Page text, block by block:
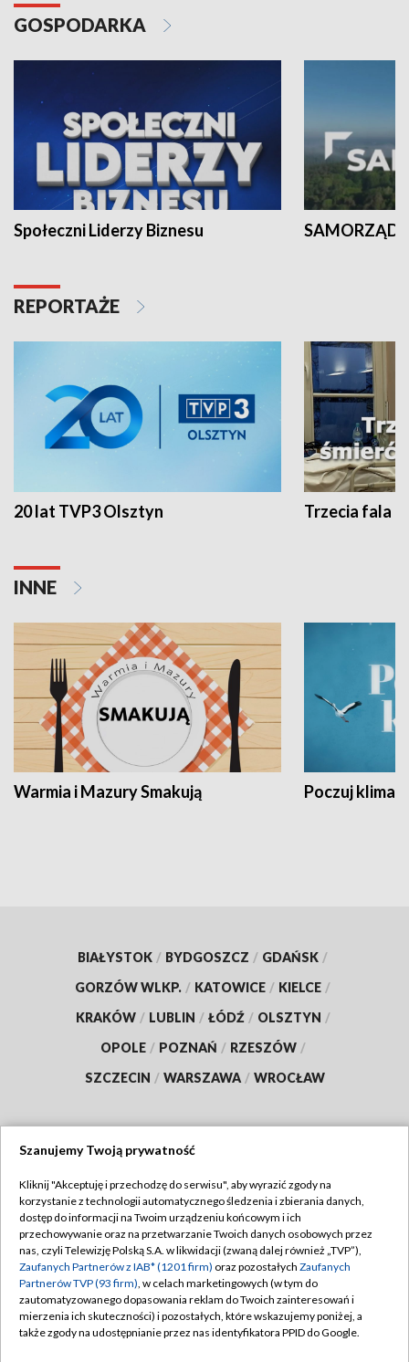
GOSPODARKA
Społeczni Liderzy Biznesu SAMORZĄD
REPORTAŻE
20 lat TVP3 Olsztyn Trzecia fala -
INNE
Warmia i Mazury Smakują Poczuj klimat
BIAŁYSTOK / BYDGOSZCZ / GDAŃSK /
GORZÓW WLKP. / KATOWICE / KIELCE /
KRAKÓW / LUBLIN / ŁÓDŹ / OLSZTYN /
OPOLE / POZNAŃ / RZESZÓW /
SZCZECIN / WARSZAWA / WROCŁAW
TVP
Abonament TVP
Emisja w TVP
Centrum informacji TVP
Naziemna Telewizja Cyfrowa
Regulamin TVP
Polityka prywatności
Moje zgody
Pomoc
Szanujemy Twoją prywatność
Kliknij "Akceptuję i przechodzę do serwisu", aby wyrazić zgody na
korzystanie z technologii automatycznego śledzenia i zbierania danych,
dostęp do informacji na Twoim urządzeniu końcowym i ich
przechowywanie oraz na przetwarzanie Twoich danych osobowych przez
nas, czyli Telewizję Polską S.A. w likwidacji (zwaną dalej również „TVP”),
Zaufanych Partnerów z IAB* (1201 firm) oraz pozostałych Zaufanych
Partnerów TVP (93 firm), w celach marketingowych (w tym do
zautomatyzowanego dopasowania reklam do Twoich zainteresowań i
mierzenia ich skuteczności) i pozostałych, które wskazujemy poniżej, a
także zgody na udostępnianie przez nas identyfikatora PPID do Google.